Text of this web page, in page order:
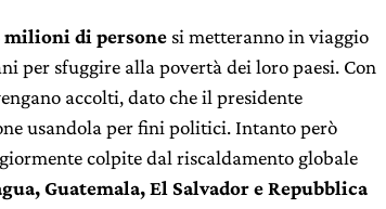
milioni di persone si metteranno in viaggio
per sfuggire alla povertà dei loro paesi. Con
accolti, dato che il presidente
usandola per fini politici. Intanto però
colpite dal riscaldamento globale
Guatemala, El Salvador e Repubblica